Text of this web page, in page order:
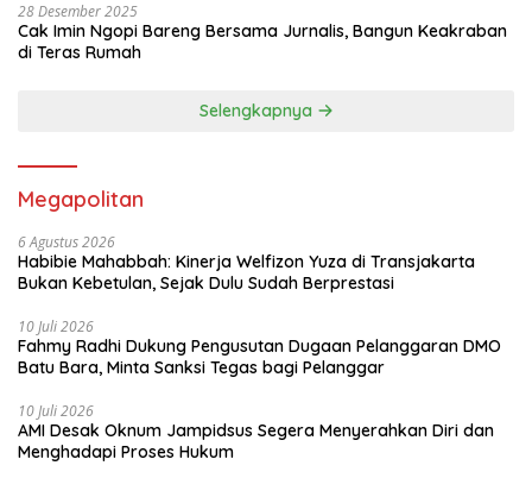
28 Desember 2025
Cak Imin Ngopi Bareng Bersama Jurnalis, Bangun Keakraban
di Teras Rumah
Selengkapnya
Megapolitan
6 Agustus 2026
Habibie Mahabbah: Kinerja Welfizon Yuza di Transjakarta
Bukan Kebetulan, Sejak Dulu Sudah Berprestasi
10 Juli 2026
Fahmy Radhi Dukung Pengusutan Dugaan Pelanggaran DMO
Batu Bara, Minta Sanksi Tegas bagi Pelanggar
10 Juli 2026
AMI Desak Oknum Jampidsus Segera Menyerahkan Diri dan
Menghadapi Proses Hukum